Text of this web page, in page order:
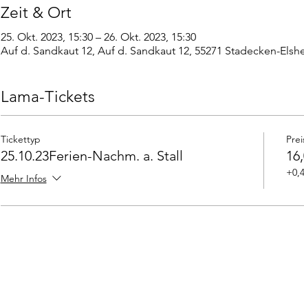
Zeit & Ort
25. Okt. 2023, 15:30 – 26. Okt. 2023, 15:30
Auf d. Sandkaut 12, Auf d. Sandkaut 12, 55271 Stadecken-
Lama-Tickets
Tickettyp
25.10.23Ferien-Nachm. a. Stall
Mehr Infos